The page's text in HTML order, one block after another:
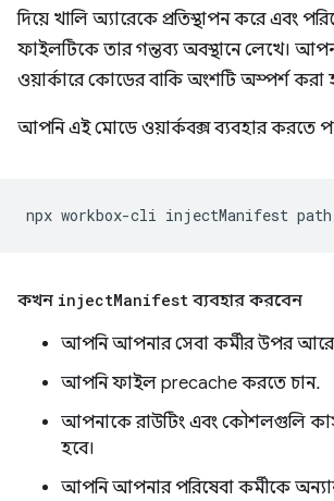
দিয়ে খালি অ্যারেকে প্রতিস্থাপন করে এবং
ফাইলটিকে তার গন্তব্য অবস্থানে লেখে।
ওয়ার্কারে কোডের বাকি অংশটি অস্পর্শ করা
আপনি এই মোডে ওয়ার্কবক্স ব্যবহার করতে
npx workbox-cli injectManifest
কখন injectManifest ব্যবহার করবেন
আপনি আপনার সেবা কর্মীর উপর আরো
আপনি ফাইল precache করতে চান.
আপনাকে রাউটিং এবং কৌশলগুলি
হবে।
আপনি আপনার পরিষেবা কর্মীকে